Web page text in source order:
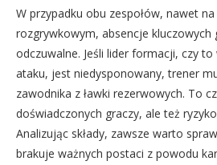
W przypadku obu zespołów, nawet
rozgrywkowym, absencje kluczowych
odczuwalne. Jeśli lider formacji, czy
ataku, jest niedysponowany, trener
zawodnika z ławki rezerwowych. To
doświadczonych graczy, ale też
Analizując składy, zawsze warto
brakuje ważnych postaci z powodu